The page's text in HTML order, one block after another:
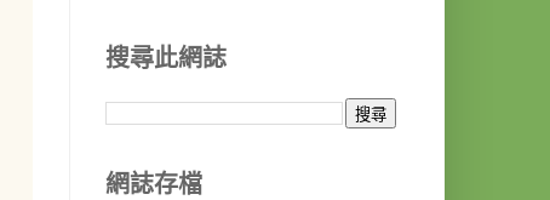
搜尋此網誌
網誌存檔